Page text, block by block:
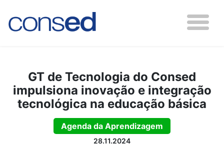
GT de Tecnologia do Consed
impulsiona inovação e integração
tecnológica na educação básica
Agenda da Aprendizagem
28.11.2024